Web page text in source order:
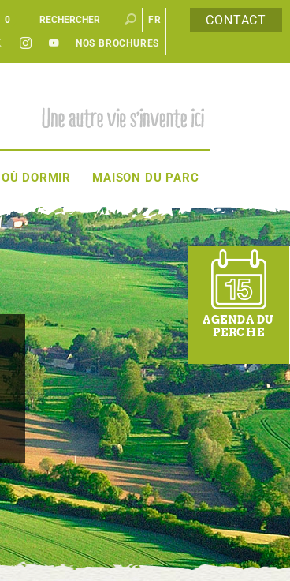
CONTACT
EN
FR
0
NOS BROCHURES
OÙ DORMIR MAISON DU PARC
AGENDA DU
PERCHE